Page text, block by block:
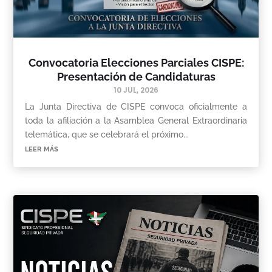
Convocatoria Elecciones Parciales CISPE:
Presentación de Candidaturas
10 JUL, 2026
La Junta Directiva de CISPE convoca oficialmente a
toda la afiliación a la Asamblea General Extraordinaria
telemática, que se celebrará el próximo...
leer más